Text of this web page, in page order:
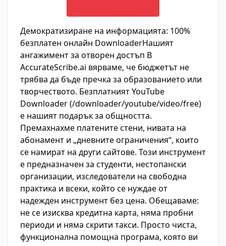
Демократизиране на информацията: 100%
безплатен онлайн DownloaderНашият
ангажимент за отворен достъп В
AccurateScribe.ai вярваме, че бюджетът не
трябва да бъде пречка за образованието или
творчеството. Безплатният YouTube
Downloader (/downloader/youtube/video/free)
е нашият подарък за общността.
Премахнахме платените стени, нивата на
абонамент и „дневните ограничения“, които
се намират на други сайтове. Този инструмент
е предназначен за студенти, нестопански
организации, изследователи на свободна
практика и всеки, който се нуждае от
надежден инструмент без цена. Обещаваме:
не се изисква кредитна карта, няма пробни
периоди и няма скрити такси. Просто чиста,
функционална помощна програма, която ви